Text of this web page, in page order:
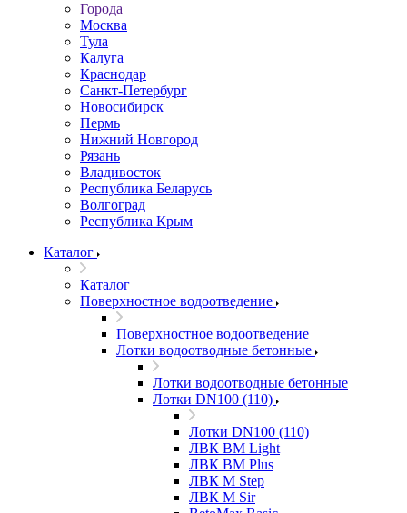
Города
Москва
Тула
Калуга
Краснодар
Санкт-Петербург
Новосибирск
Пермь
Нижний Новгород
Рязань
Владивосток
Республика Беларусь
Волгоград
Республика Крым
Каталог
Каталог
Поверхностное водоотведение
Поверхностное водоотведение
Лотки водоотводные бетонные
Лотки водоотводные бетонные
Лотки DN100 (110)
Лотки DN100 (110)
ЛВК ВМ Light
ЛВК ВМ Plus
ЛВК М Step
ЛВК М Sir